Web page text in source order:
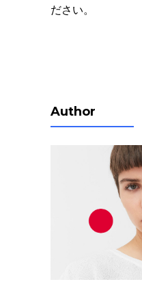
ださい。
Author